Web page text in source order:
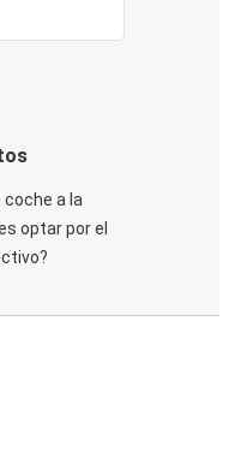
coche a la
optar por el